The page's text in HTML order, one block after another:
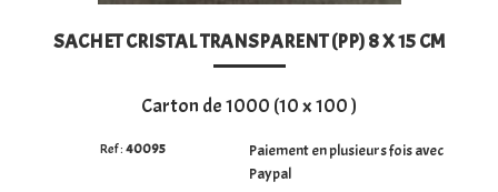
PERSONALISATION
SACHET CRISTAL TRANSPARENT (PP) 8 X 15 CM
Carton de 1000 (10 x 100 )
Paiement en plusieurs fois avec
Paypal
40095